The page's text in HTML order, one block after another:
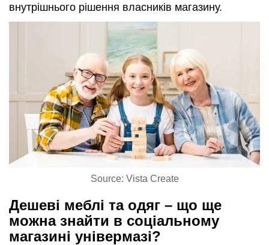
внутрішнього рішення власників магазину.
Source: Vista Create
Дешеві меблі та одяг – що ще
можна знайти в соціальному
магазині універмазі?